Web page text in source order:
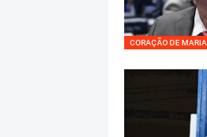
CORAÇÃO DE MARIA